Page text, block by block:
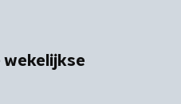
wekelijkse